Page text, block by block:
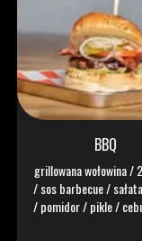
BBQ
grillowana wołowina /
/ sos barbecue /
/ pomidor / pikle /